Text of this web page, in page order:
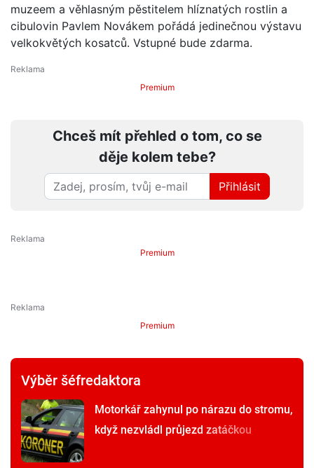
muzeem a věhlasným pěstitelem hlíznatých rostlin a
cibulovin Pavlem Novákem pořádá jedinečnou výstavu
velkokvětých kosatců. Vstupné bude zdarma.
Premium
Chceš mít přehled o tom, co se
děje kolem tebe?
Přihlásit
Premium
Premium
Výběr šéfredaktora
Motorkář zahynul po nárazu do stromu,
když nezvládl průjezd zatáčkou